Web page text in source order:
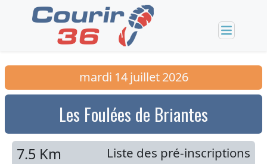
mardi 14 juillet 2026
Les Foulées de Briantes
Liste des pré-inscriptions
7.5 Km